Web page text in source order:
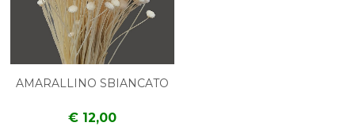
AMARALLINO SBIANCATO
€ 12,00